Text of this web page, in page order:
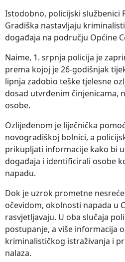
Istodobno, policijski službenici
Gradiška nastavljaju
događaja na području Općine
Naime, 1. srpnja policija je
prema kojoj je 26-godišnjak
lipnja zadobio teške tjelesne
dosad utvrđenim činjenicama,
osobe.
Ozlijeđenom je liječnička
novogradiškoj bolnici, a
prikupljati informacije kako bi
događaja i identificirali osobe
napadu.
Dok je uzrok prometne
očevidom, okolnosti napada u
rasvjetljavaju. U oba slučaja
postupanje, a više informacija
kriminalističkog istraživanja i
nalaza.